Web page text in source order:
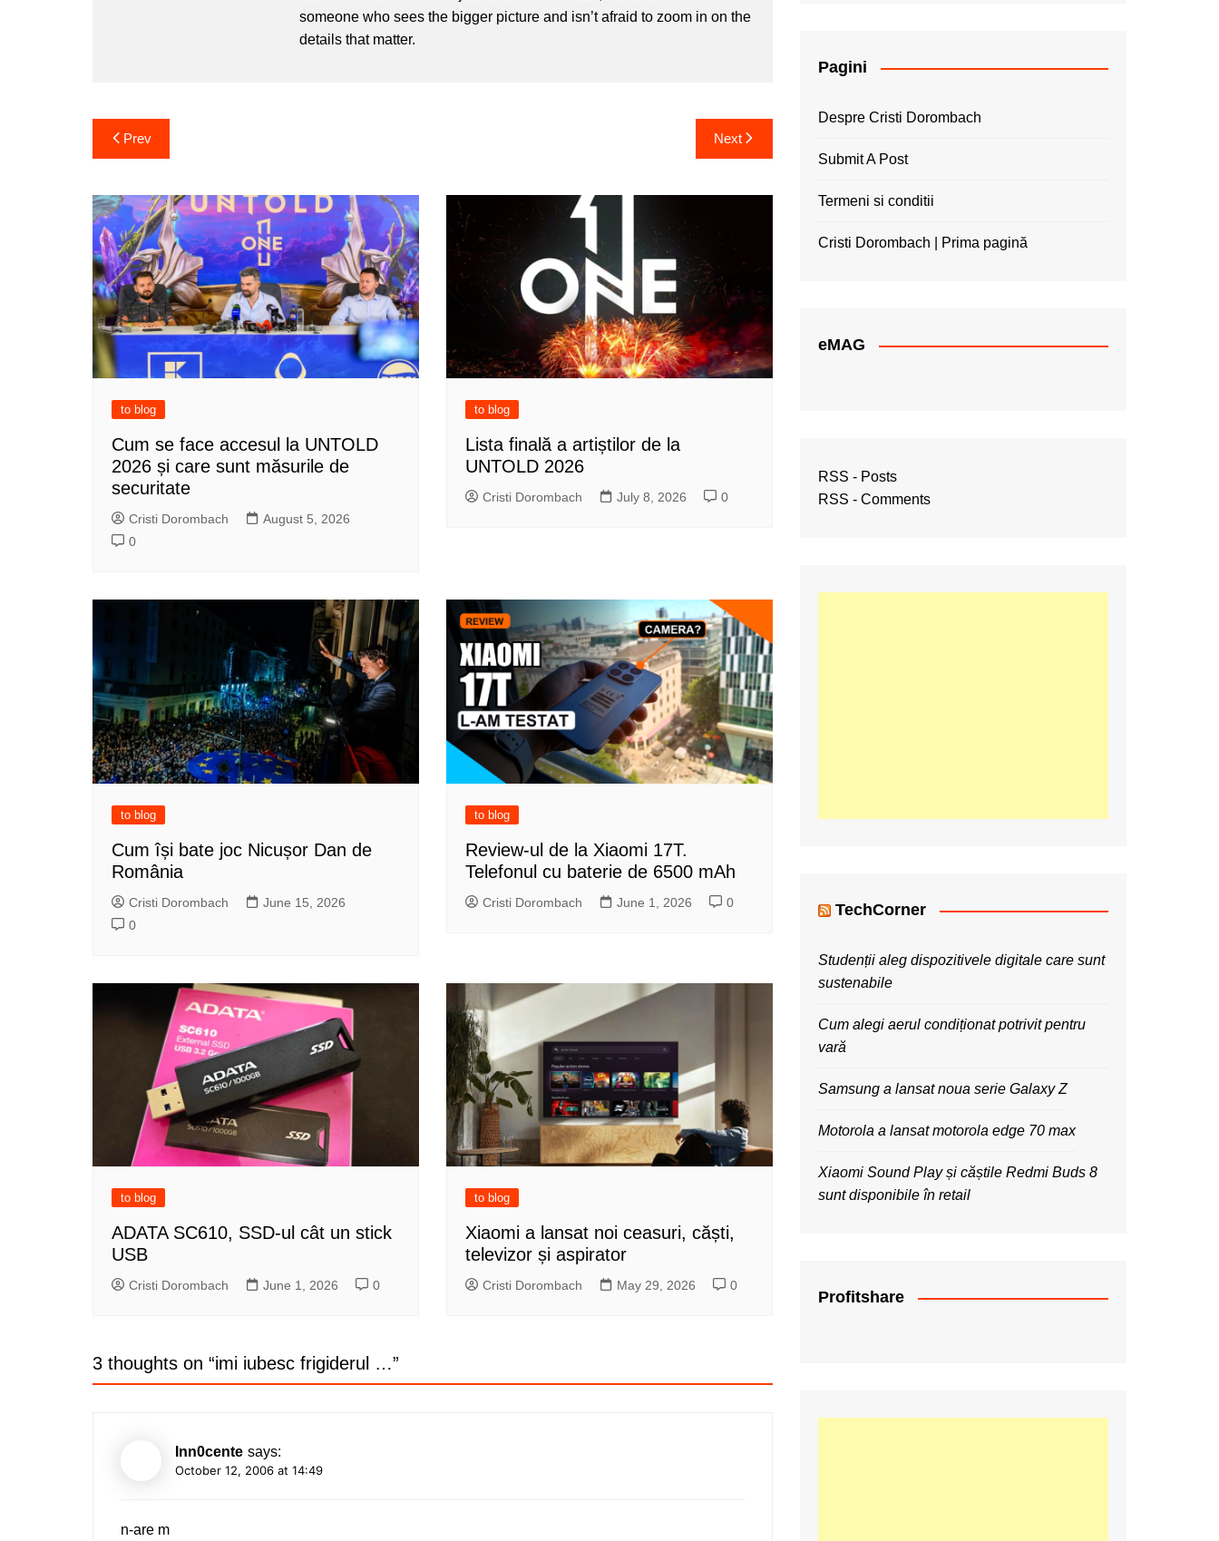
someone who sees the bigger picture and isn’t afraid to zoom in on the
details that matter.
Post
navigation
Prev Next
to blog
Cum se face accesul la UNTOLD
2026 și care sunt măsurile de
securitate
Cristi Dorombach
August 5, 2026
0
to blog
Lista finală a artiștilor de la
UNTOLD 2026
Cristi Dorombach July 8, 2026 0
to blog
Cum își bate joc Nicușor Dan de
România
Cristi Dorombach
June 15, 2026
0
to blog
Review-ul de la Xiaomi 17T.
Telefonul cu baterie de 6500 mAh
Cristi Dorombach June 1, 2026 0
to blog
ADATA SC610, SSD-ul cât un stick
USB
Cristi Dorombach June 1, 2026 0
to blog
Xiaomi a lansat noi ceasuri, căști,
televizor și aspirator
Cristi Dorombach May 29, 2026 0
3 thoughts on “imi iubesc frigiderul …”
Inn0cente says:
October 12, 2006 at 14:49
n-are m
Pagini
Despre Cristi Dorombach
Submit A Post
Termeni si conditii
Cristi Dorombach | Prima pagină
eMAG
RSS - Posts
RSS - Comments
TechCorner
Studenții aleg dispozitivele digitale care sunt
sustenabile
Cum alegi aerul condiționat potrivit pentru
vară
Samsung a lansat noua serie Galaxy Z
Motorola a lansat motorola edge 70 max
Xiaomi Sound Play și căștile Redmi Buds 8
sunt disponibile în retail
Profitshare